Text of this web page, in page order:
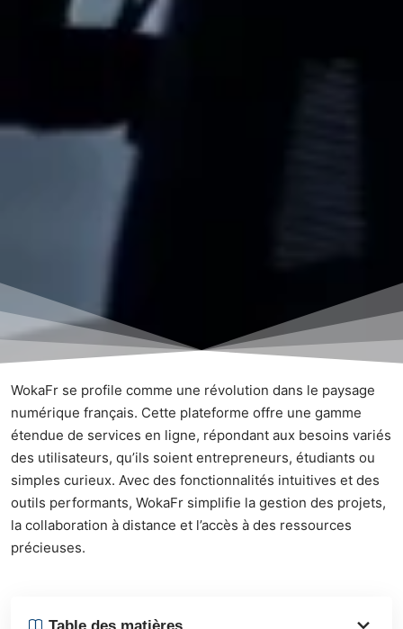
WokaFr se profile comme une révolution dans le paysage
numérique français. Cette plateforme offre une gamme
étendue de services en ligne, répondant aux besoins variés
des utilisateurs, qu’ils soient entrepreneurs, étudiants ou
simples curieux. Avec des fonctionnalités intuitives et des
outils performants, WokaFr simplifie la gestion des projets,
la collaboration à distance et l’accès à des ressources
précieuses.
Table des matières